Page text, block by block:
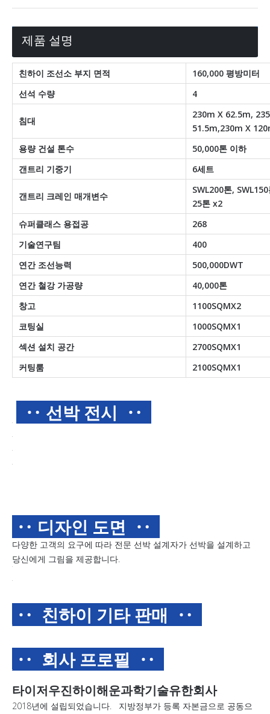
제품 설명
친하이 조선소 부지 면적
160,000 평방미터
선석 수량
4
침대
230m X 62.5m,
51.5m,230m X
용량 건설 톤수
50,000톤 이하
갠트리 기중기
6세트
갠트리 크레인 매개변수
SWL200톤,
25톤 x2
슈퍼클래스 용접공
268
기술연구팀
400
연간 조선능력
500,000DWT
연간 철강 가공량
40,000톤
창고
1100SQMX2
코팅실
1000SQMX1
섹션 설치 공간
2700SQMX1
커팅룸
2100SQMX1
‥ 선박 전시 ‥
‥ 디자인 도면 ‥
다양한 고객의 요구에 따라 전문 선박 설계자가 선박을 설계하고
당신에게 그림을 제공합니다.
‥ 친하이 기타 판매 ‥
‥ 회사 프로필 ‥
타이저우진하이해운과학기술유한회사
2018년에 설립되었습니다. 지방정부가 등록 자본금으로 공동으